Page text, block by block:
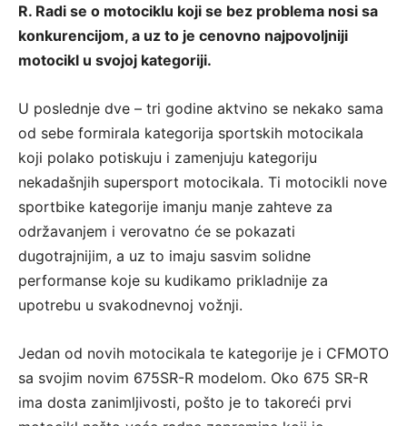
R. Radi se o motociklu koji se bez problema nosi sa
konkurencijom, a uz to je cenovno najpovoljniji
motocikl u svojoj kategoriji.
U poslednje dve – tri godine aktvino se nekako sama
od sebe formirala kategorija sportskih motocikala
koji polako potiskuju i zamenjuju kategoriju
nekadašnjih supersport motocikala. Ti motocikli nove
sportbike kategorije imanju manje zahteve za
održavanjem i verovatno će se pokazati
dugotrajnijim, a uz to imaju sasvim solidne
performanse koje su kudikamo prikladnije za
upotrebu u svakodnevnoj vožnji.
Jedan od novih motocikala te kategorije je i CFMOTO
sa svojim novim 675SR-R modelom. Oko 675 SR-R
ima dosta zanimljivosti, pošto je to takoreći prvi